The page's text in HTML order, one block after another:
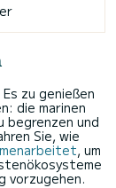
zu genießen
die marinen
begrenzen und
Sie, wie
, um
vorzugehen.